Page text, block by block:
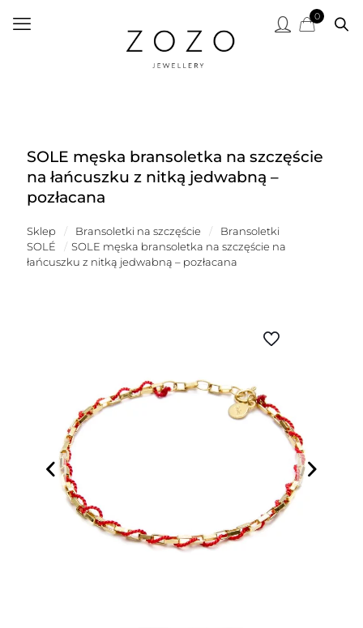
0
SOLE męska bransoletka na szczęście
na łańcuszku z nitką jedwabną –
pozłacana
Sklep / Bransoletki na szczęście /
Bransoletki
SOLÉ
/ SOLE męska bransoletka na szczęście na
łańcuszku z nitką jedwabną – pozłacana